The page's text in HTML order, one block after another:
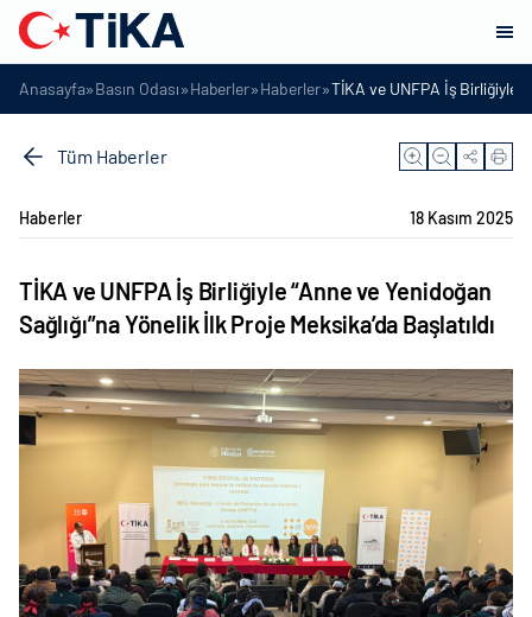
Anasayfa»Basın Odası»Haberler»Haberler»TİKA ve UNFPA İş Birliğiyle
Tüm Haberler
Haberler 18 Kasım 2025
TİKA ve UNFPA İş Birliğiyle “Anne ve Yenidoğan
Sağlığı”na Yönelik İlk Proje Meksika’da Başlatıldı